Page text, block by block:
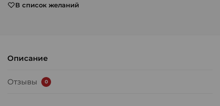
В список желаний
Описание
Отзывы 0